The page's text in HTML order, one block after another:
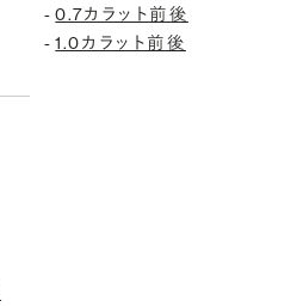
-0.7カラット前後
-1.0カラット前後